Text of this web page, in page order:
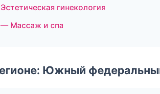
гинекология
— Массаж и спа
Южный